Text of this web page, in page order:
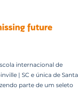
internacional de
| SC e única de Santa
parte de um seleto